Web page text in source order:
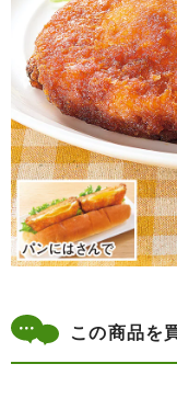
この商品を